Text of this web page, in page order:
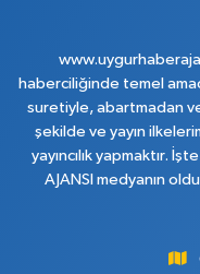
haberciliğinde temel
suretiyle, abartmadan
şekilde ve yayın
yayıncılık yapmaktır.
AJANSI medyanın